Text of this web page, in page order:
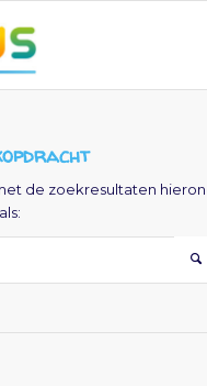
de zoekresultaten